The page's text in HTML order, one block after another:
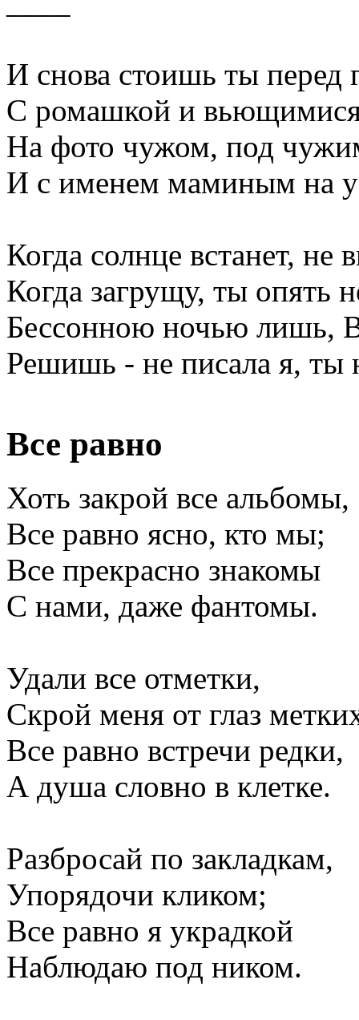
И снова стоишь ты перед
С ромашкой и
На фото чужом, под
И с именем маминым на
Когда солнце встанет, не
Когда загрущу, ты опять
Бессонною ночью лишь,
Решишь - не писала я, ты
Все равно
Хоть закрой все альбомы,
Все равно ясно, кто мы;
Все прекрасно знакомы
С нами, даже фантомы.
Удали все отметки,
Скрой меня от глаз
Все равно встречи редки,
А душа словно в клетке.
Разбросай по закладкам,
Упорядочи кликом;
Все равно я украдкой
Наблюдаю под ником.